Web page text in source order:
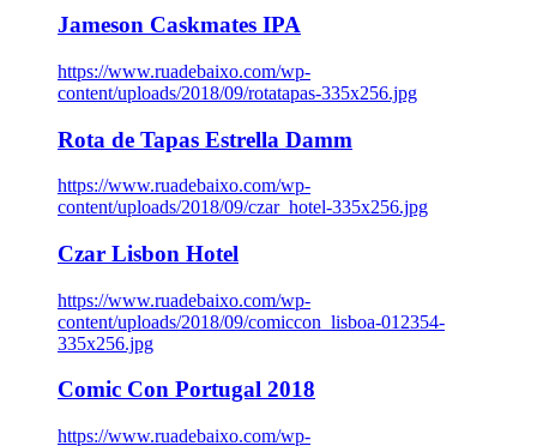
Jameson Caskmates IPA
https://www.ruadebaixo.com/wp-
content/uploads/2018/09/rotatapas-335x256.jpg
Rota de Tapas Estrella Damm
https://www.ruadebaixo.com/wp-
content/uploads/2018/09/czar_hotel-335x256.jpg
Czar Lisbon Hotel
https://www.ruadebaixo.com/wp-
content/uploads/2018/09/comiccon_lisboa-012354-
335x256.jpg
Comic Con Portugal 2018
https://www.ruadebaixo.com/wp-